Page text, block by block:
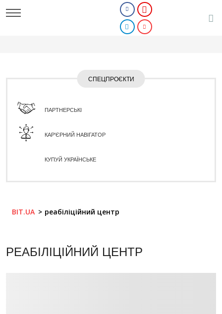
СПЕЦПРОЄКТИ
ПАРТНЕРСЬКІ
КАР'ЄРНИЙ НАВІГАТОР
КУПУЙ УКРАЇНСЬКЕ
BIT.UA реабіліційний центр
РЕАБІЛІЦІЙНИЙ ЦЕНТР